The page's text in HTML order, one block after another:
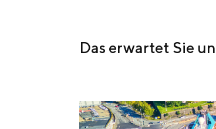
Das erwartet Sie